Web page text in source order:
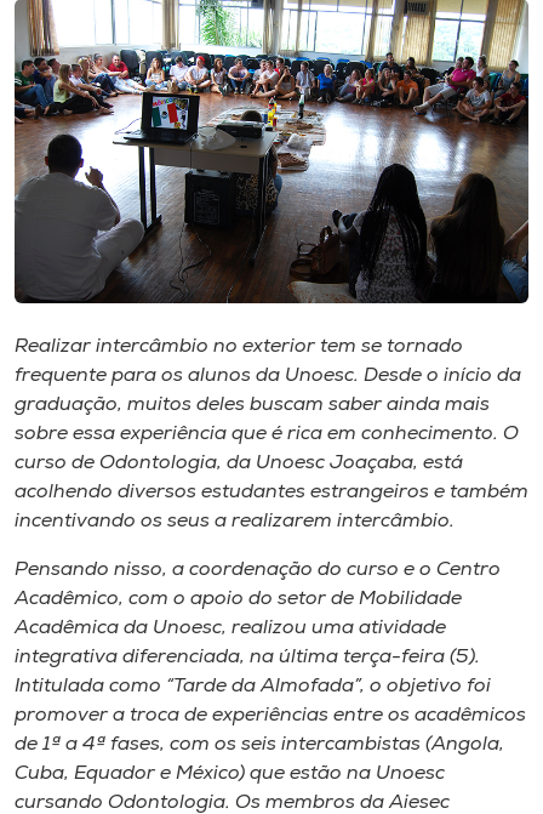
Biblioteca
Editora
Rádio
Unoesc
Store
Selecione
Realizar intercâmbio no exterior tem se tornado
frequente para os alunos da Unoesc. Desde o início da
graduação, muitos deles buscam saber ainda mais
sobre essa experiência que é rica em conhecimento. O
curso de Odontologia, da Unoesc Joaçaba, está
acolhendo diversos estudantes estrangeiros e também
incentivando os seus a realizarem intercâmbio.
Pensando nisso, a coordenação do curso e o Centro
Acadêmico, com o apoio do setor de Mobilidade
Acadêmica da Unoesc, realizou uma atividade
integrativa diferenciada, na última terça-feira (5).
Intitulada como “Tarde da Almofada”, o objetivo foi
promover a troca de experiências entre os acadêmicos
de 1ª a 4ª fases, com os seis intercambistas (Angola,
Cuba, Equador e México) que estão na Unoesc
cursando Odontologia. Os membros da Aiesec